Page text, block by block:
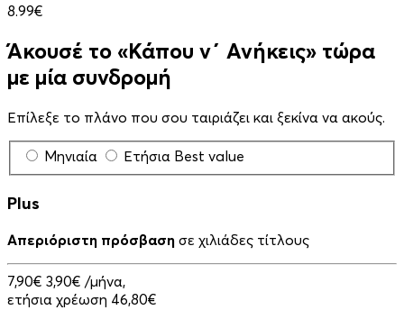
8.99€
Άκουσέ το «Κάπου ν΄ Ανήκεις» τώρα
με μία συνδρομή
Επίλεξε το πλάνο που σου ταιριάζει και ξεκίνα να ακούς.
Μηνιαία Ετήσια Best value
Plus
Απεριόριστη πρόσβαση σε χιλιάδες τίτλους
7,90€ 3,90€ /μήνα,
ετήσια χρέωση 46,80€